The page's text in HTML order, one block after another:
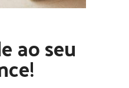
ao seu